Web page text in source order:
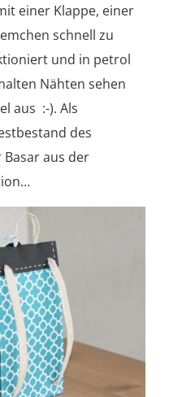
einer Klappe, einer
schnell zu
und in petrol
Nähten sehen
aus :-). Als
des
aus der